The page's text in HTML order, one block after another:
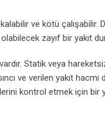
ve kötü çalışabilir.
zayıf bir yakıt
Statik veya
ve verilen yakıt
kontrol etmek için bir